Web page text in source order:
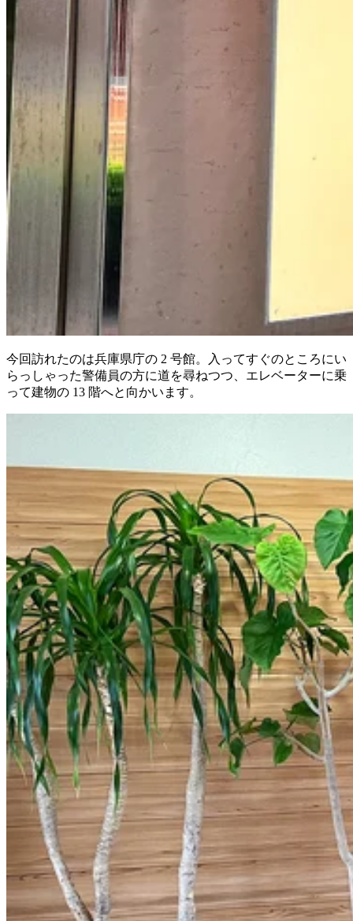
今回訪れたのは兵庫県庁の 2 号館。入ってすぐのところにい
らっしゃった警備員の方に道を尋ねつつ、エレベーターに乗
って建物の 13 階へと向かいます。